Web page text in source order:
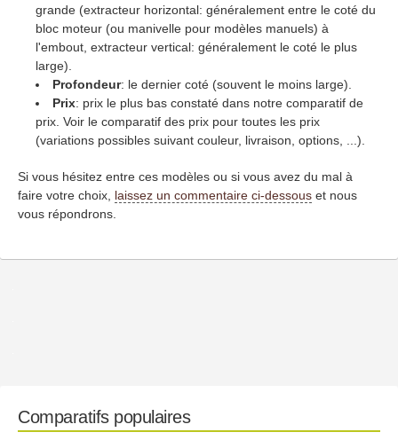
grande (extracteur horizontal: généralement entre le coté du
bloc moteur (ou manivelle pour modèles manuels) à
l'embout, extracteur vertical: généralement le coté le plus
large).
Profondeur: le dernier coté (souvent le moins large).
Prix: prix le plus bas constaté dans notre comparatif de
prix. Voir le comparatif des prix pour toutes les prix
(variations possibles suivant couleur, livraison, options, ...).
Si vous hésitez entre ces modèles ou si vous avez du mal à
faire votre choix, laissez un commentaire ci-dessous et nous
vous répondrons.
Comparatifs populaires